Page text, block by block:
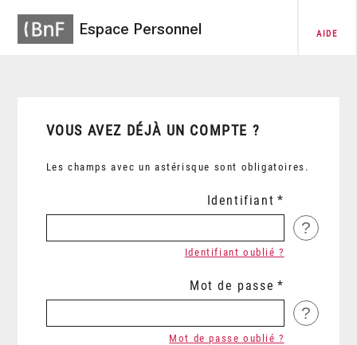
Espace Personnel AIDE
VOUS AVEZ DÉJÀ UN COMPTE ?
Les champs avec un astérisque sont obligatoires.
Identifiant
?
Identifiant oublié ?
Mot de passe
?
Mot de passe oublié ?